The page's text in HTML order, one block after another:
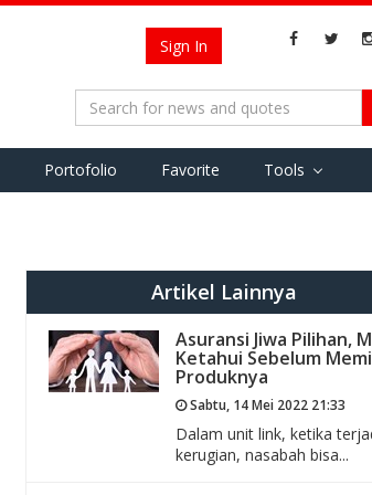
Sign In
Portofolio Favorite Tools
Artikel Lainnya
Asuransi Jiwa Pilihan,
Ketahui Sebelum
Produknya
Sabtu, 14 Mei 2022 21:33
Dalam unit link, ketika
kerugian, nasabah bisa...